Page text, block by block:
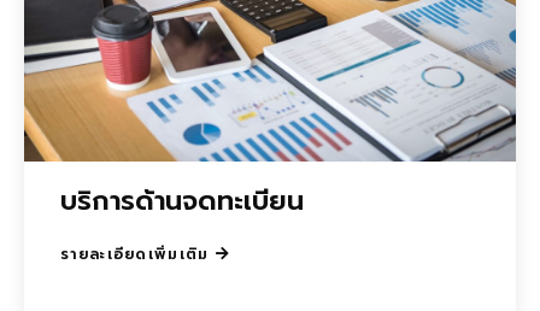
บริการด้านจดทะเบียน
รายละเอียดเพิ่มเติม